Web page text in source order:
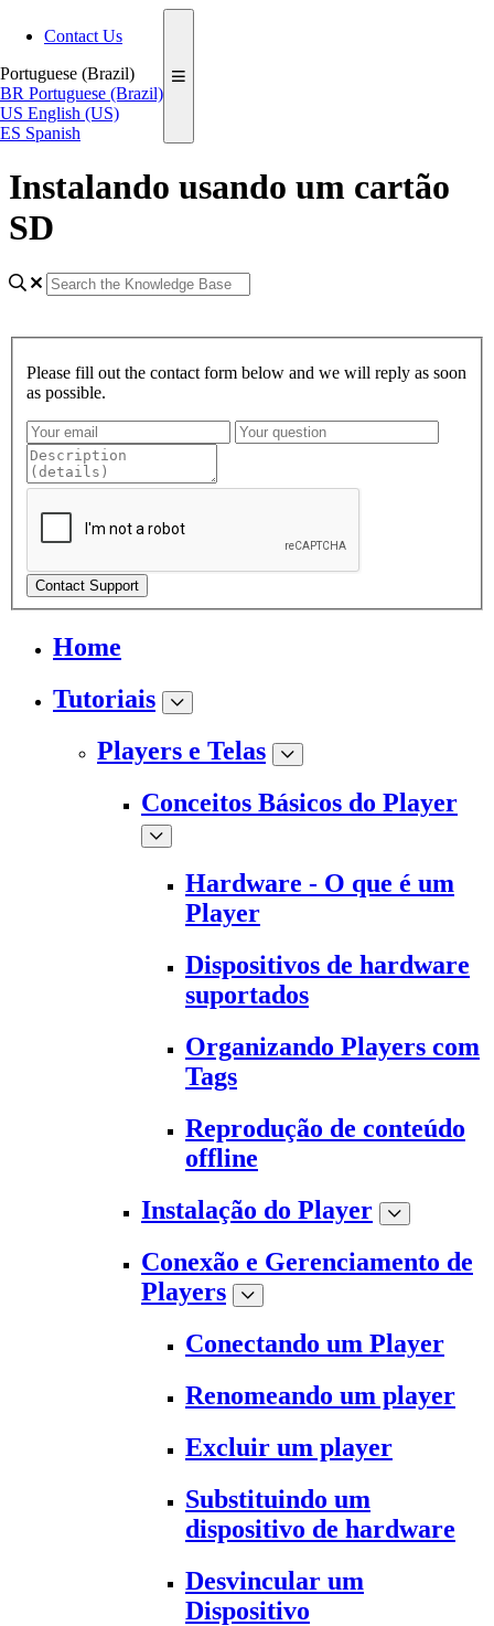
Contact Us
Portuguese (Brazil)
BR Portuguese (Brazil)
US English (US)
ES Spanish
Instalando usando um cartão
SD
Please fill out the contact form below and we will reply as soon
as possible.
Contact Support
Home
Tutoriais
Players e Telas
Conceitos Básicos do Player
Hardware - O que é um
Player
Dispositivos de hardware
suportados
Organizando Players com
Tags
Reprodução de conteúdo
offline
Instalação do Player
Conexão e Gerenciamento de
Players
Conectando um Player
Renomeando um player
Excluir um player
Substituindo um
dispositivo de hardware
Desvincular um
Dispositivo